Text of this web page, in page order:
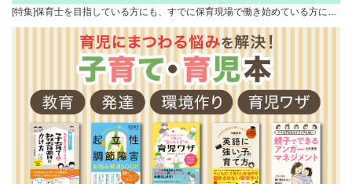
[特集]保育士を目指している方にも、すでに保育現場で働き始めている方に…